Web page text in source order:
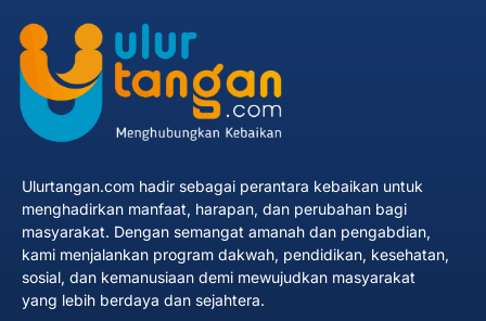
Ulurtangan.com hadir sebagai perantara kebaikan untuk
menghadirkan manfaat, harapan, dan perubahan bagi
masyarakat. Dengan semangat amanah dan pengabdian,
kami menjalankan program dakwah, pendidikan, kesehatan,
sosial, dan kemanusiaan demi mewujudkan masyarakat
yang lebih berdaya dan sejahtera.